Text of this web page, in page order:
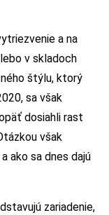
a na
v skladoch
štýlu, ktorý
sa však
dosiahli rast
však
ako sa dnes dajú
zariadenie,